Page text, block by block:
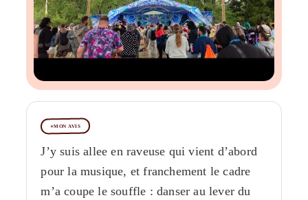
MON AVIS
J’y suis allee en raveuse qui vient d’abord
pour la musique, et franchement le cadre
m’a coupe le souffle : danser au lever du